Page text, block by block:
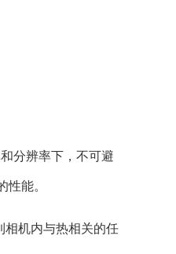
分辨率下，不可避
能。
相机内与热相关的任